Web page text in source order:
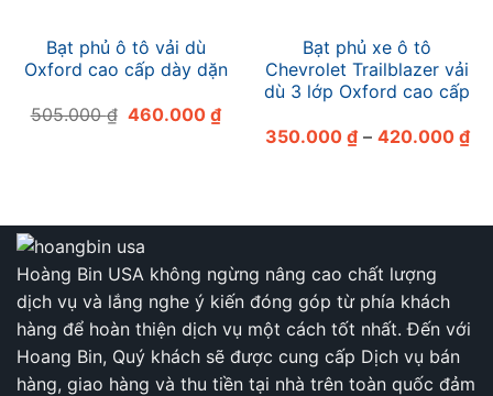
Bạt phủ ô tô vải dù
Oxford cao cấp dày dặn
505.000₫ Giá
460.000₫Giá
Bạt phủ xe ô tô
Chevrolet Trailblazer vải
dù 3 lớp Oxford cao cấp
350.000 ₫ – 420.000 ₫
Hoàng Bin USA không ngừng nâng cao chất lượng
dịch vụ và lắng nghe ý kiến đóng góp từ phía khách
hàng để hoàn thiện dịch vụ một cách tốt nhất. Đến với
Hoang Bin, Quý khách sẽ được cung cấp Dịch vụ bán
hàng, giao hàng và thu tiền tại nhà trên toàn quốc đảm